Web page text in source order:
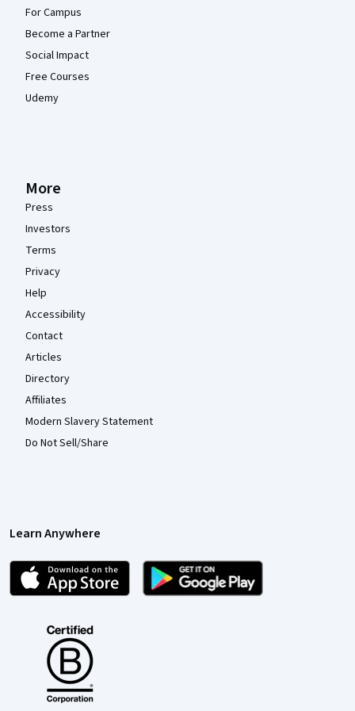
For Campus
Become a Partner
Social Impact
Free Courses
Udemy
More
Press
Investors
Terms
Privacy
Help
Accessibility
Contact
Articles
Directory
Affiliates
Modern Slavery Statement
Do Not Sell/Share
Learn Anywhere